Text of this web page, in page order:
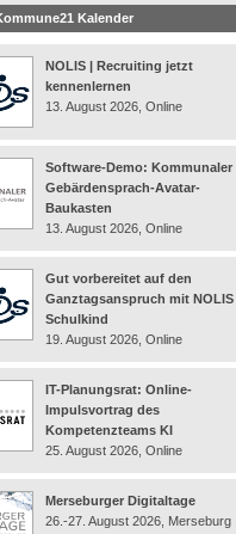
Kalender
NOLIS | Recruiting jetzt
kennenlernen
13. August 2026, Online
Software-Demo: Kommunaler
Gebärdensprach-Avatar-
Baukasten
13. August 2026, Online
Gut vorbereitet auf den
Ganztagsanspruch mit NOLIS |
Schulkind
19. August 2026, Online
IT-Planungsrat: Online-
Impulsvortrag des
Kompetenzteams KI
25. August 2026, Online
Merseburger Digitaltage
26.-27. August 2026, Merseburg